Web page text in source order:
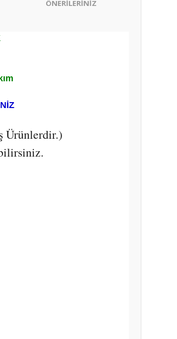
ÖNERİLERİNİZ
Ürünlerdir.)